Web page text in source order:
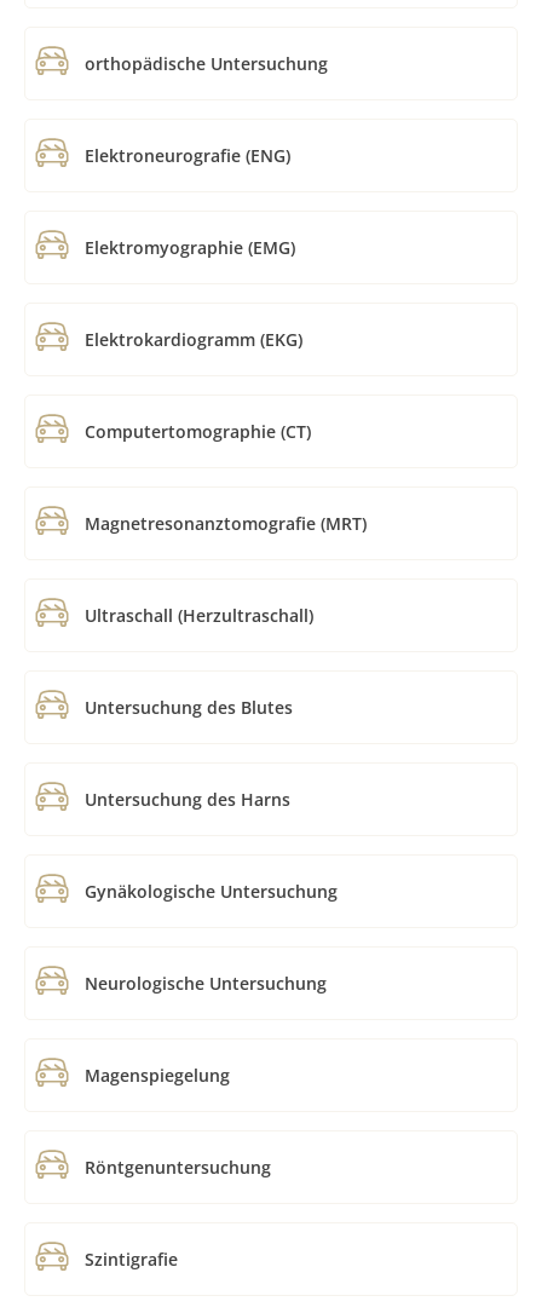
orthopädische Untersuchung
Elektroneurografie (ENG)
Elektromyographie (EMG)
Elektrokardiogramm (EKG)
Computertomographie (CT)
Magnetresonanztomografie (MRT)
Ultraschall (Herzultraschall)
Untersuchung des Blutes
Untersuchung des Harns
Gynäkologische Untersuchung
Neurologische Untersuchung
Magenspiegelung
Röntgenuntersuchung
Szintigrafie